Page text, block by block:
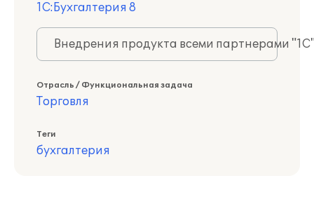
1С:Бухгалтерия 8
Внедрения продукта всеми партнерами
Отрасль / Функциональная задача
Торговля
Теги
бухгалтерия